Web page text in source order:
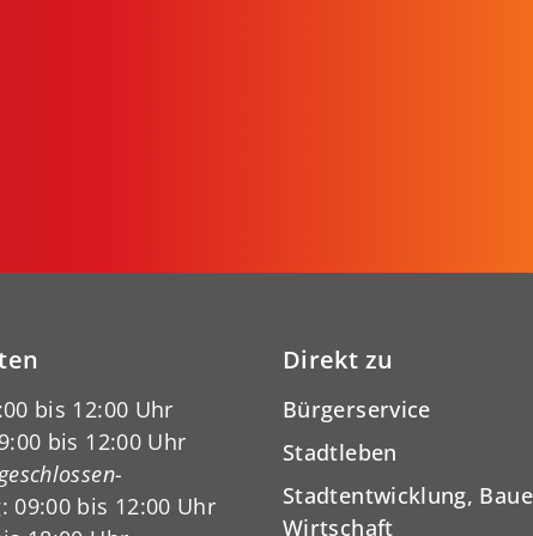
bis 12:00 Uhr
bis 12:00 Uhr
09:00 bis 12:00 Uhr
Direkt zu
Bürgerservice
Stadtleben
Stadtentwicklung,
Wirtschaft